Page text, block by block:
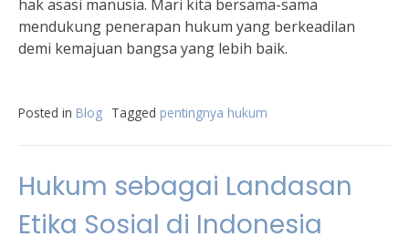
hak asasi manusia. Mari kita bersama-sama
mendukung penerapan hukum yang berkeadilan
demi kemajuan bangsa yang lebih baik.
Posted in Blog Tagged pentingnya hukum
Hukum sebagai Landasan
Etika Sosial di Indonesia